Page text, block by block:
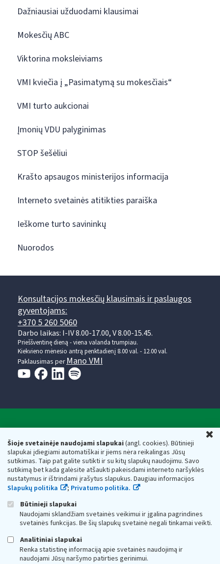
Šioje svetainėje naudojami slapukai(angl. cookies). Būtinieji
slapukai įdiegiami automatiškai ir jiems nėra reikalingas Jūsų
sutikimas. Taip pat galite sutikti ir su kitų slapukų naudojimu. Savo
sutikimą bet kada galėsite atšaukti pakeisdami interneto naršyklės
nustatymus ir ištrindami įrašytus slapukus. Daugiau informacijos
Slapukų politika
; Privatumo politika.
Būtinieji slapukai
Naudojami sklandžiam svetainės veikimui ir įgalina pagrindines
svetainės funkcijas. Be šių slapukų svetainė negali tinkamai veikti.
Analitiniai slapukai
Renka statistinę informaciją apie svetainės naudojimą ir
naudojami Jūsų naršymo patirties gerinimui.
Dažniausiai užduodami klausimai
Mokesčių ABC
Viktorina moksleiviams
VMI kviečia į „Pasimatymą su mokesčiais“
VMI turto aukcionai
Įmonių VDU palyginimas
STOP šešėliui
Krašto apsaugos ministerijos informacija
Interneto svetainės atitikties paraiška
Ieškome turto savininkų
Nuorodos
Konsultacijos mokesčių klausimais ir paslaugos
gyventojams:
+370 5 260 5060
Darbo laikas: I-IV 8.00-17.00, V 8.00-15.45.
Prieššventinę dieną - viena valanda trumpiau.
Kiekvieno mėnesio antrą penktadienį 8.00 val. - 12.00 val.
Paklausimas perMano VMI
Valstybinė mokesčių inspekcija prie Lietuvos
Respublikos finansų ministerijos
Biudžetinė įstaiga. Juridinio asmens kodas — 188659752,
adresas: Vasario 16-osios g. 14, 01107 Vilnius, Lietuva, el.paštas:
vmi@vmi.lt , E. pristatymo dėžutės adresas 188659752
Duomenys apie Valstybinę mokesčių inspekciją prie Lietuvos
Respublikos finansų ministerijos kaupiami ir saugomi Juridinių